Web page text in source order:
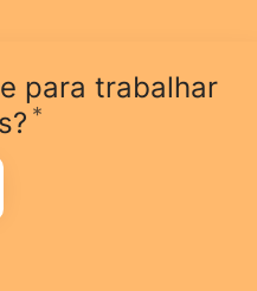
para trabalhar
*